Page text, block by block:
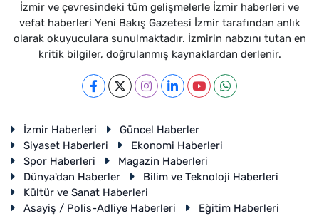
İzmir ve çevresindeki tüm gelişmelerle İzmir haberleri ve
vefat haberleri Yeni Bakış Gazetesi İzmir tarafından anlık
olarak okuyuculara sunulmaktadır. İzmirin nabzını tutan en
kritik bilgiler, doğrulanmış kaynaklardan derlenir.
İzmir Haberleri
Güncel Haberler
Siyaset Haberleri
Ekonomi Haberleri
Spor Haberleri
Magazin Haberleri
Dünya'dan Haberler
Bilim ve Teknoloji Haberleri
Kültür ve Sanat Haberleri
Asayiş / Polis-Adliye Haberleri
Eğitim Haberleri